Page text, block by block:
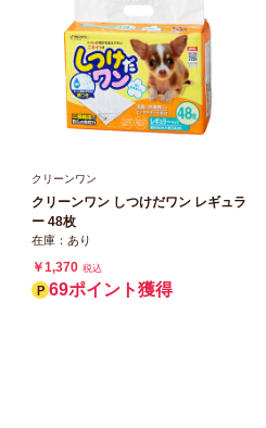
クリーンワン
クリーンワン しつけだワン レギュラ
ー 48枚
在庫：あり
￥1,370 税込
69ポイント獲得